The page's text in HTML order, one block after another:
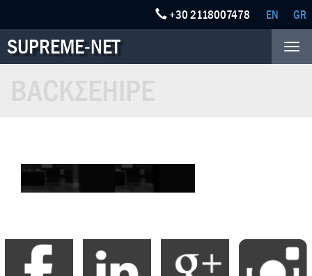
EN GR
+30 2118007478
SUPREME-NET